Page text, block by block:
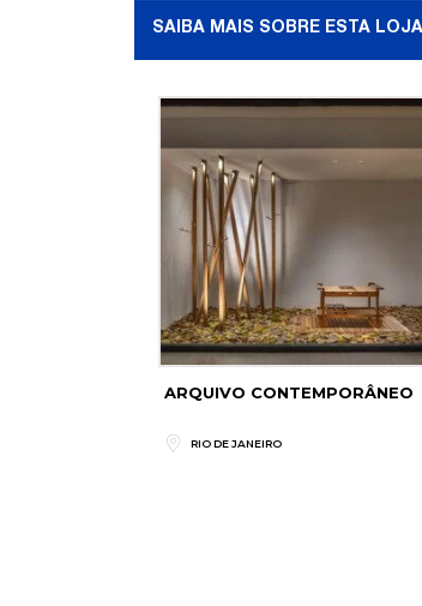
SAIBA MAIS SOBRE ESTA
ARQUIVO CONTEMPORÂNEO
RIO DE JANEIRO